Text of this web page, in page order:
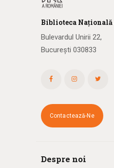
Biblioteca Națională
Bulevardul Unirii 22,
București 030833
Contactează-Ne
Despre noi